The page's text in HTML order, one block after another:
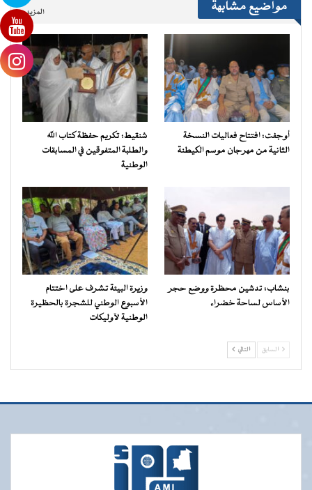
مواضيع مشابهة المزيد..
أوجفت: افتتاح فعاليات النسخة
الثانية من مهرجان موسم الكيطنة
شنقيط: تكريم حفظة كتاب الله
والطلبة المتفوقين في المسابقات
الوطنية
بنشاب: تدشين محظرة ووضع حجر
الأساس لساحة خضراء
وزيرة البيئة تشرف على اختتام
الأسبوع الوطني للشجرة بالحظيرة
الوطنية لآوليكات
السابق التالي